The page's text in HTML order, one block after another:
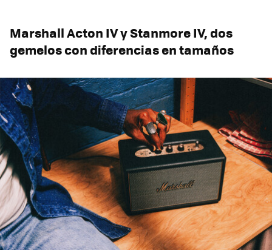
Marshall Acton IV y Stanmore IV, dos
gemelos con diferencias en tamaños